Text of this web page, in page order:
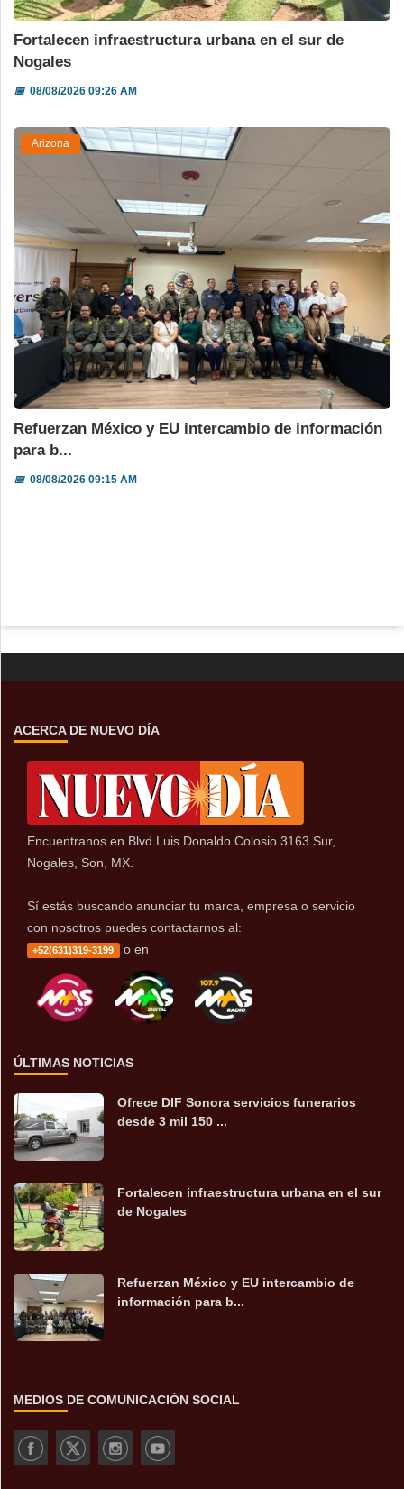
Fortalecen infraestructura urbana en el sur de
Nogales
📅08/08/2026 09:26 AM
Arizona
Refuerzan México y EU intercambio de información
para b...
📅08/08/2026 09:15 AM
ACERCA DE NUEVO DÍA
Encuentranos en Blvd Luis Donaldo Colosio 3163 Sur,
Nogales, Son, MX.
Sí estás buscando anunciar tu marca, empresa o servicio
con nosotros puedes contactarnos al:
+52(631)319-3199 o en
ÚLTIMAS NOTICIAS
Ofrece DIF Sonora servicios funerarios
desde 3 mil 150 ...
Fortalecen infraestructura urbana en el sur
de Nogales
Refuerzan México y EU intercambio de
información para b...
MEDIOS DE COMUNICACIÓN SOCIAL